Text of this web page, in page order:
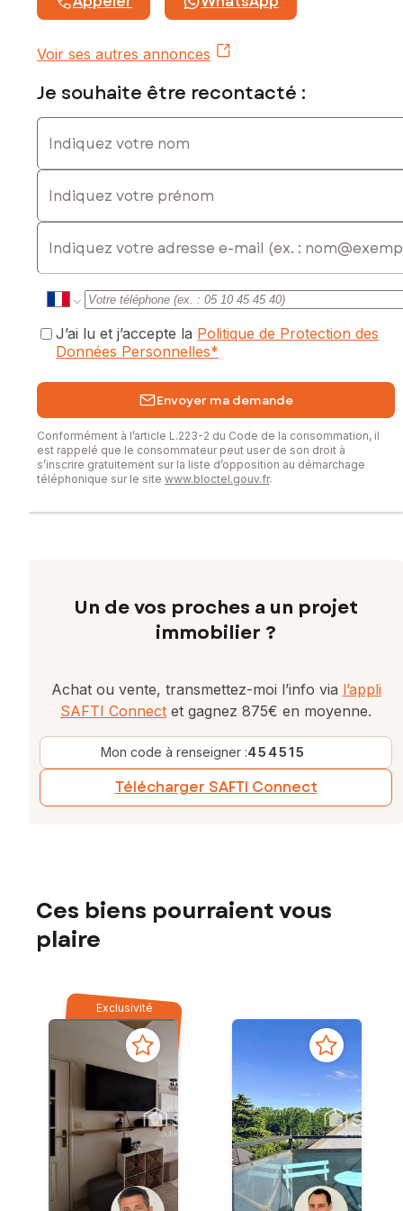
Voir ses autres annonces
Je souhaite être recontacté :
Indiquez votre nom
Indiquez votre prénom
E-mail
J’ai lu et j’accepte la Politique de Protection des
Données Personnelles*
Envoyer ma demande
Conformément à l’article L.223-2 du Code de la consommation, il
est rappelé que le consommateur peut user de son droit à
s’inscrire gratuitement sur la liste d’opposition au démarchage
téléphonique sur le site www.bloctel.gouv.fr.
Un de vos proches a un projet
immobilier ?
Achat ou vente, transmettez-moi l’info via l’appli
SAFTI Connect et gagnez 875€ en moyenne.
Mon code à renseigner :454515
Télécharger SAFTI Connect
Ces biens pourraient vous
plaire
Exclusivité